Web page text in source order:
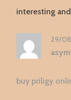
interesting
29/
buy priligy